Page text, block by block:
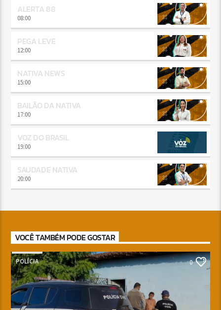
ALERTA 88
08:00
PEGA LEVE
12:00
NATIVA NEWS
15:00
BAILÃO DA NATIVA
17:00
VOZ DO BRASIL
19:00
SAUDADE NATIVA
20:00
VOCÊ TAMBÉM PODE GOSTAR
POLÍCIA 0